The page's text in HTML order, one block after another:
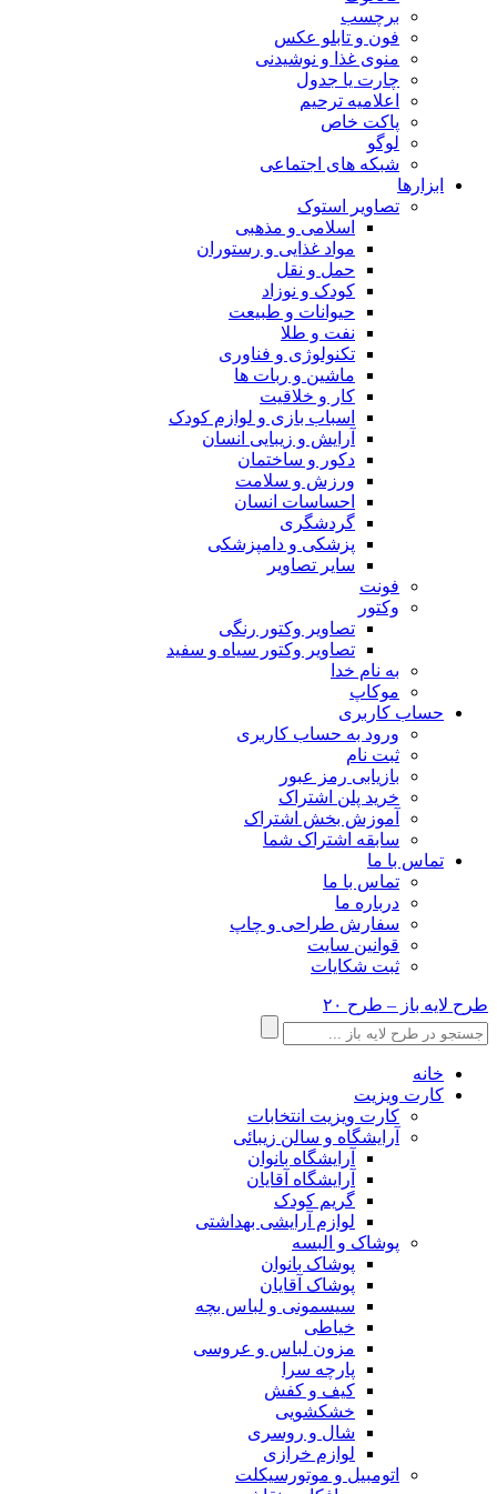
برچسب
فون و تابلو عکس
منوی غذا و نوشیدنی
چارت یا جدول
اعلاميه ترحيم
پاکت خاص
لوگو
شبکه های اجتماعی
ابزارها
تصاویر استوک
اسلامی و مذهبی
مواد غذایی و رستوران
حمل و نقل
کودک و نوزاد
حیوانات و طبیعت
نفت و طلا
تکنولوژی و فناوری
ماشین و ربات ها
کار و خلاقیت
اسباب بازی و لوازم کودک
آرایش و زیبایی انسان
دکور و ساختمان
ورزش و سلامت
احساسات انسان
گردشگری
پزشکی و دامپزشکی
سایر تصاویر
فونت
وکتور
تصاویر وکتور رنگی
تصاویر وکتور سیاه و سفید
به نام خدا
موکاپ
حساب کاربری
ورود به حساب کاربری
ثبت نام
بازیابی رمز عبور
خرید پلن اشتراک
آموزش بخش اشتراک
سابقه اشتراک شما
تماس با ما
تماس با ما
درباره ما
سفارش طراحی و چاپ
قوانین سایت
ثبت شکایات
طرح لایه باز – طرح ۲۰
خانه
کارت ویزیت
کارت ویزیت انتخابات
آرایشگاه و سالن زیبائی
آرایشگاه بانوان
آرایشگاه آقایان
گریم کودک
لوازم آرایشی بهداشتی
پوشاک و البسه
پوشاک بانوان
پوشاک آقایان
سیسمونی و لباس بچه
خیاطی
مزون لباس و عروسی
پارچه سرا
کیف و کفش
خشکشویی
شال و روسری
لوازم خرازی
اتومبیل و موتورسیکلت